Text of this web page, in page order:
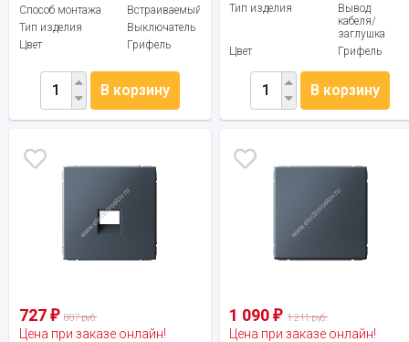
Способ монтажа
Встраиваемый
Тип изделия
Выключатель
Цвет
Грифель
В корзину
Тип изделия
Вывод
кабеля/
заглушка
Цвет
Грифель
В корзину
727 ₽ 807 руб.
Цена при заказе онлайн!
1 090₽ 1 211 руб.
Цена при заказе онлайн!